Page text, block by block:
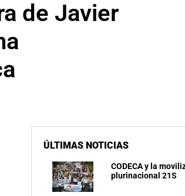
de Javier
ÚLTIMAS NOTICIAS
CODECA y la
plurinacional 21S